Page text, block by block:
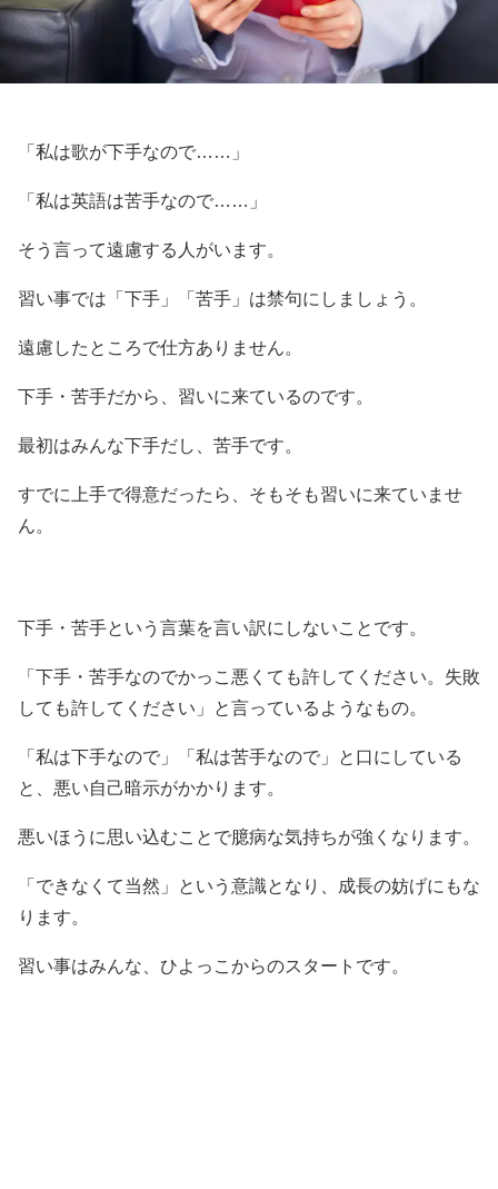
「私は歌が下手なので……」
「私は英語は苦手なので……」
そう言って遠慮する人がいます。
習い事では「下手」「苦手」は禁句にしましょう。
遠慮したところで仕方ありません。
下手・苦手だから、習いに来ているのです。
最初はみんな下手だし、苦手です。
すでに上手で得意だったら、そもそも習いに来ていませ
ん。
下手・苦手という言葉を言い訳にしないことです。
「下手・苦手なのでかっこ悪くても許してください。失敗
しても許してください」と言っているようなもの。
「私は下手なので」「私は苦手なので」と口にしている
と、悪い自己暗示がかかります。
悪いほうに思い込むことで臆病な気持ちが強くなります。
「できなくて当然」という意識となり、成長の妨げにもな
ります。
習い事はみんな、ひよっこからのスタートです。